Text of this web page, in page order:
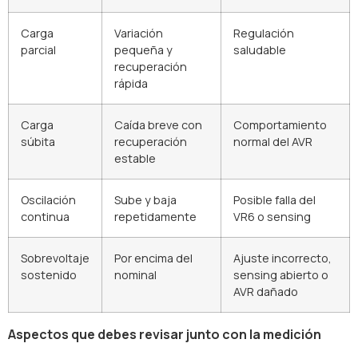
Carga
parcial
Variación
pequeña y
recuperación
rápida
Regulación
saludable
Carga
súbita
Caída breve con
recuperación
estable
Comportamiento
normal del AVR
Oscilación
continua
Sube y baja
repetidamente
Posible falla del
VR6 o sensing
Sobrevoltaje
sostenido
Por encima del
nominal
Ajuste incorrecto,
sensing abierto o
AVR dañado
Aspectos que debes revisar junto con la medición